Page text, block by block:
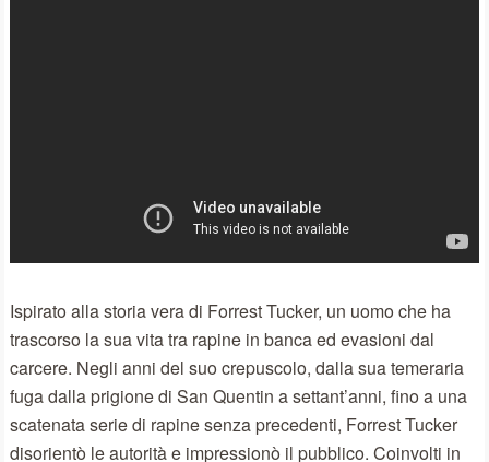
Ispirato alla storia vera di Forrest Tucker, un uomo che ha
trascorso la sua vita tra rapine in banca ed evasioni dal
carcere. Negli anni del suo crepuscolo, dalla sua temeraria
fuga dalla prigione di San Quentin a settant’anni, fino a una
scatenata serie di rapine senza precedenti, Forrest Tucker
disorientò le autorità e impressionò il pubblico. Coinvolti in